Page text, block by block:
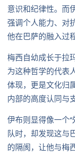
意识和纪律性。而
强调个人能力、对
他在巴萨的融入过
梅西自幼成长于拉
为这种哲学的代表
体现，更是文化归
内部的高度认同与
伊布则显得像一个
队时，却发现这与
的隔阂，让他与梅